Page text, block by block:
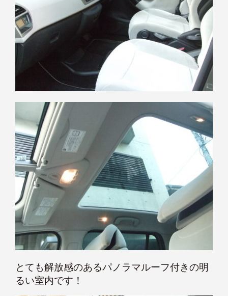
とても解放感のあるパノラマルーフ付きの明
るい室内です！